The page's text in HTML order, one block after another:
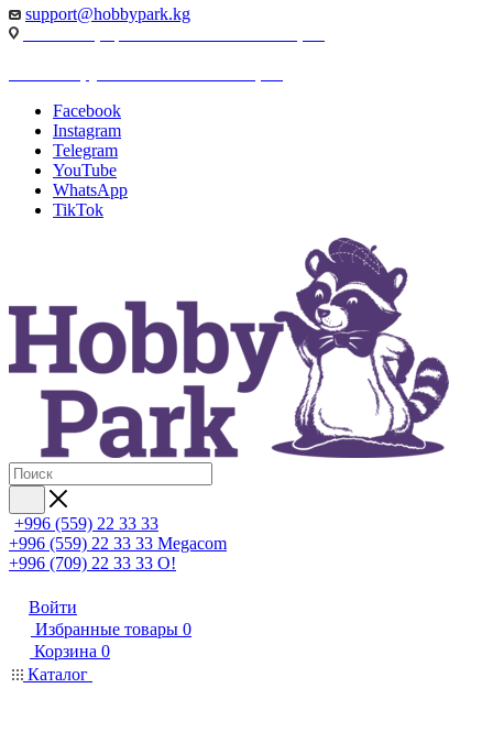
support@hobbypark.kg
Facebook
Instagram
Telegram
YouTube
WhatsApp
TikTok
+996 (559) 22 33 33
+996 (559) 22 33 33 Megacom
+996 (709) 22 33 33 O!
Войти
Избранные товары 0
Корзина 0
Каталог